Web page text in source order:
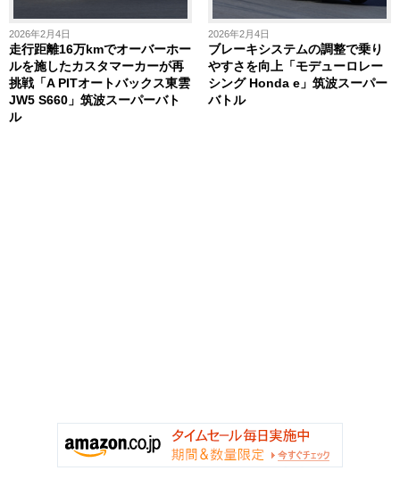
2026年2月4日
走行距離16万kmでオーバーホー
ルを施したカスタマーカーが再
挑戦「A PITオートバックス東雲
JW5 S660」筑波スーパーバト
ル
2026年2月4日
ブレーキシステムの調整で乗り
やすさを向上「モデューロレー
シング Honda e」筑波スーパー
バトル